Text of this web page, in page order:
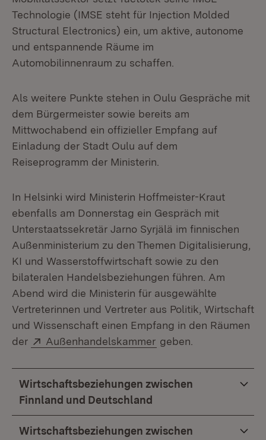
Technologie (IMSE steht für Injection Molded
Structural Electronics) ein, um aktive, autonome
und entspannende Räume im
Automobilinnenraum zu schaffen.
Als weitere Punkte stehen in Oulu Gespräche mit
dem Bürgermeister sowie bereits am
Mittwochabend ein offizieller Empfang auf
Einladung der Stadt Oulu auf dem
Reiseprogramm der Ministerin.
In Helsinki wird Ministerin Hoffmeister-Kraut
ebenfalls am Donnerstag ein Gespräch mit
Unterstaatssekretär Jarno Syrjälä im finnischen
Außenministerium zu den Themen Digitalisierung,
KI und Wasserstoffwirtschaft sowie zu den
bilateralen Handelsbeziehungen führen. Am
Abend wird die Ministerin für ausgewählte
Vertreterinnen und Vertreter aus Politik, Wirtschaft
und Wissenschaft einen Empfang in den Räumen
der
Extern:
Außenhandelskammer (Öffnet in neuem
geben.
Wirtschaftsbeziehungen zwischen
Finnland und Deutschland
Wirtschaftsbeziehungen zwischen